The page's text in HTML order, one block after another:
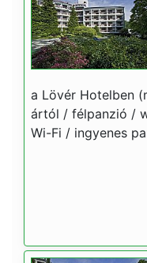
a Lövér Hotelben
ártól / félpanzió /
Wi-Fi / ingyenes